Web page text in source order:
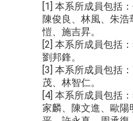
[1] 本系所成員包括
陳俊良、林風、朱
愷、施吉昇。
[2] 本系所成員包括
劉邦鋒。
[3] 本系所成員包括
茂、林智仁。
[4] 本系所成員包括
家麟、陳文進、歐陽